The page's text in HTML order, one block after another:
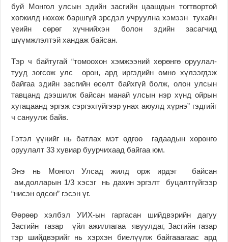
буй Монгол улсын эдийн засгийн цаашдын тогт­вортой
хөгжилд нө­хөж барш­­гүй эрсдэл учруулна хэ­­мээн тухайн
үеийн сөрөг хүч­нийхэн болон эдийн за­сагчид
шүүмжлэлтэй хан­даж байсан.
Тэр ч байтугай “томоохон хэм­жээ­ний хөрөнгө оруу­лал­
тууд зог­сож улс орон, ард иргэдийн өмнө хү­лээгдэж
байгаа эдийн засгийн өсөлт байхгүй болж, олон улсын
тав­цанд дээшилж байсан манай улсын нэр хүнд ойрын
хугацаанд эргэж сэргэхгүйгээр унах аюулд хүрнэ” гэдгийг
ч сануулж байв.
Гэтэл үүнийг нь батлах мэт өдгөө гадаадын хөрөнгө
оруулалт 33 хувиар буур­чихаад байгаа юм.
Энэ нь Монгол Улсад жилд орж ирдэг байсан
ам.долларын 1/3 хэсэг нь дахин эргэлт буцалтгүйгээр
“нисэн одсон” гэсэн үг.
Өөрөөр хэлбэл УИХ-ын гаргасан шийдвэрийн дагуу
Засгийн га­зар үйл ажил­лагаа явуулдаг, Зас­гийн га­зар
тэр шийдвэрийг нь хэр­хэн биелүүлж байгааагаас ард